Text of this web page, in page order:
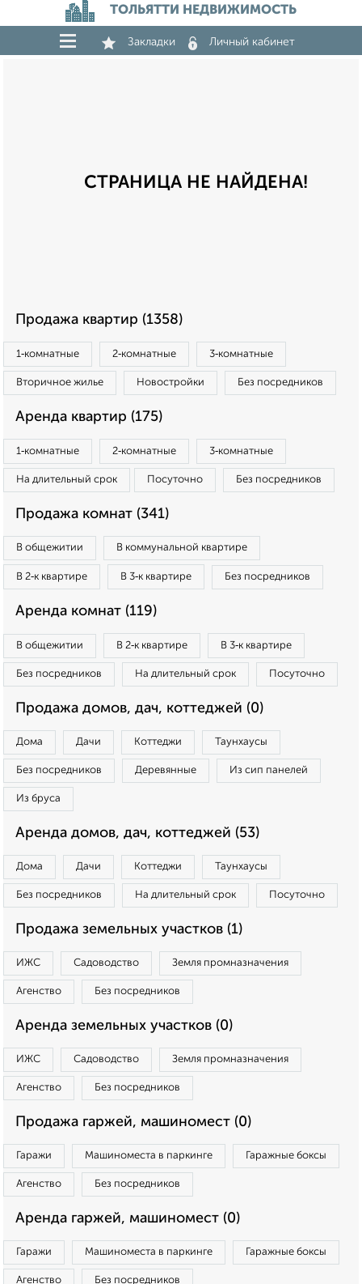
ТОЛЬЯТТИ НЕДВИЖИМОСТЬ
Закладки Личный кабинет
СТРАНИЦА НЕ НАЙДЕНА!
Продажа квартир (1358)
1‑комнатные 2‑комнатные 3‑комнатные
Вторичное жилье Новостройки Без посредников
Аренда квартир (175)
1‑комнатные 2‑комнатные 3‑комнатные
На длительный срок Посуточно Без посредников
Продажа комнат (341)
В общежитии В коммунальной квартире
В 2‑к квартире В 3‑к квартире Без посредников
Аренда комнат (119)
В общежитии В 2‑к квартире В 3‑к квартире
Без посредников На длительный срок Посуточно
Продажа домов, дач, коттеджей (0)
Дома Дачи Коттеджи Таунхаусы
Без посредников Деревянные Из сип панелей
Из бруса
Аренда домов, дач, коттеджей (53)
Дома Дачи Коттеджи Таунхаусы
Без посредников На длительный срок Посуточно
Продажа земельных участков (1)
ИЖС Садоводство Земля промназначения
Агенство Без посредников
Аренда земельных участков (0)
ИЖС Садоводство Земля промназначения
Агенство Без посредников
Продажа гаржей, машиномест (0)
Гаражи Машиноместа в паркинге Гаражные боксы
Агенство Без посредников
Аренда гаржей, машиномест (0)
Гаражи Машиноместа в паркинге Гаражные боксы
Агенство Без посредников